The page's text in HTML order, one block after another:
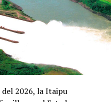
del 2026, la Itaipu